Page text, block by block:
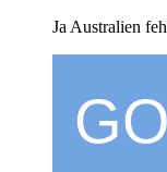
Ja Australien